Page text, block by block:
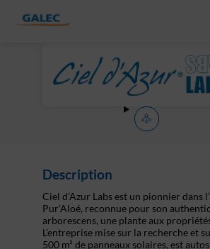
Description
Ciel d’Azur Labs est un pionnier dans
Pur’Aloé, reconnue pour son
arborescens, une plante aux
L’entreprise mise sur la recherche et
500 m² de panneaux solaires, est